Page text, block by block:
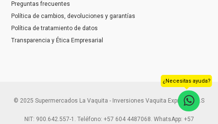
Preguntas frecuentes
Política de cambios, devoluciones y garantías
Política de tratamiento de datos
Transparencia y Ética Empresarial
© 2025 Supermercados La Vaquita - Inversiones Vaquita Express S.A.S
NIT: 900.642.557-1. Teléfono: +57 604 4487068. WhatsApp: +57
¿Necesitas ayuda?